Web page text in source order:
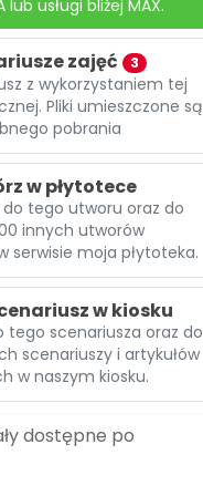
lub usługi bliżej MAX.
zajęć 3
z wykorzystaniem tej
Pliki umieszczone są
pobrania
w płytotece
do tego utworu oraz do
innych utworów
serwisie moja płytoteka.
w kiosku
tego scenariusza oraz do
scenariuszy i artykułów
w naszym kiosku.
dostępne po